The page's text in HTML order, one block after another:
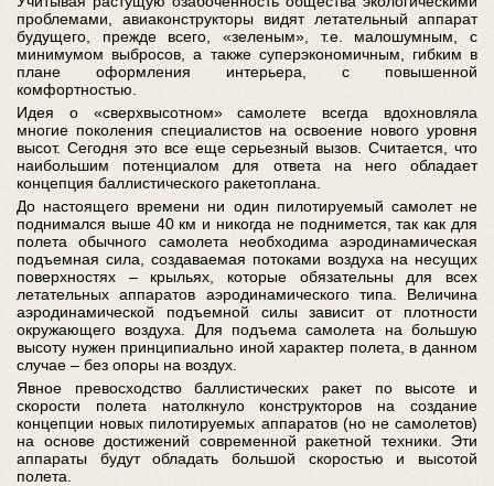
проблемами, авиаконструкторы видят летательный аппарат
будущего, прежде всего, «зеленым», т.е. малошумным, с
минимумом выбросов, а также суперэкономичным, гибким в
плане оформления интерьера, с повышенной
комфортностью.
Идея о «сверхвысотном» самолете всегда вдохновляла
многие поколения специалистов на освоение нового уровня
высот. Сегодня это все еще серьезный вызов. Считается, что
наибольшим потенциалом для ответа на него обладает
концепция баллистического ракетоплана.
До настоящего времени ни один пилотируемый самолет не
поднимался выше 40 км и никогда не поднимется, так как для
полета обычного самолета необходима аэродинамическая
подъемная сила, создаваемая потоками воздуха на несущих
поверхностях – крыльях, которые обязательны для всех
летательных аппаратов аэродинамического типа. Величина
аэродинамической подъемной силы зависит от плотности
окружающего воздуха. Для подъема самолета на большую
высоту нужен принципиально иной характер полета, в данном
случае – без опоры на воздух.
Явное превосходство баллистических ракет по высоте и
скорости полета натолкнуло конструкторов на создание
концепции новых пилотируемых аппаратов (но не самолетов)
на основе достижений современной ракетной техники. Эти
аппараты будут обладать большой скоростью и высотой
полета.